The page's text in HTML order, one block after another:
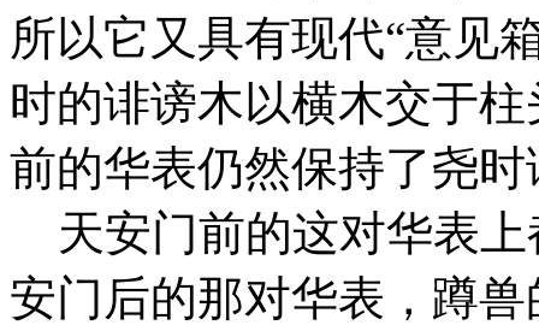
所以它又具有现代“意见
时的诽谤木以横木交于
前的华表仍然保持了尧
天安门前的这对华表上
安门后的那对华表，蹲